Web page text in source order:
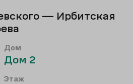
— Ирбитская
Дом
Дом 2
Этаж